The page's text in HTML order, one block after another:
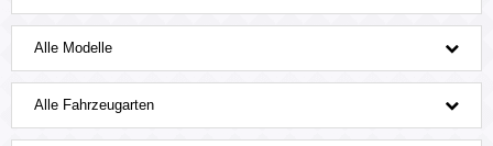
Angebote
Service & Zubehör
Alle Modelle
Alle Fahrzeugarten